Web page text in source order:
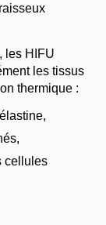
les HIFU
les tissus
thermique :
cellules